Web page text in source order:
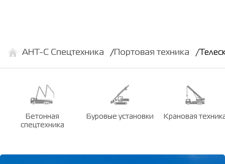
АНТ-С Спецтехника Портовая техника
Бетонная
спецтехника
Буровые установки Крановая